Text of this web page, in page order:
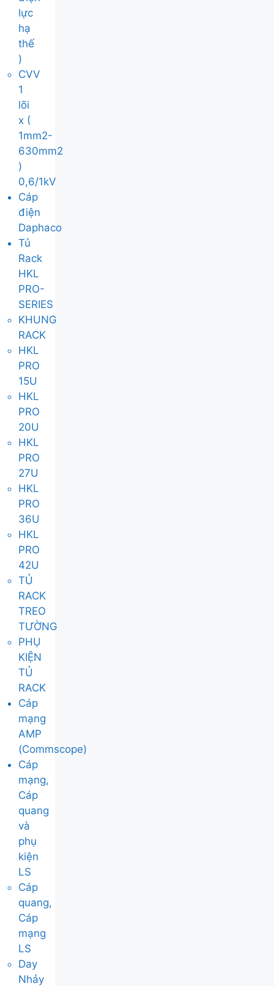
lực
hạ
thế
)
CVV
1
lõi
x (
1mm2-
630mm2
)
0,6/1kV
Cáp
điện
Daphaco
Tủ
Rack
HKL
PRO-
SERIES
KHUNG
RACK
HKL
PRO
15U
HKL
PRO
20U
HKL
PRO
27U
HKL
PRO
36U
HKL
PRO
42U
TỦ
RACK
TREO
TƯỜNG
PHỤ
KIỆN
TỦ
RACK
Cáp
mạng
AMP
(Commscope)
Cáp
mạng,
Cáp
quang
và
phụ
kiện
LS
Cáp
quang,
Cáp
mạng
LS
Day
Nhảy